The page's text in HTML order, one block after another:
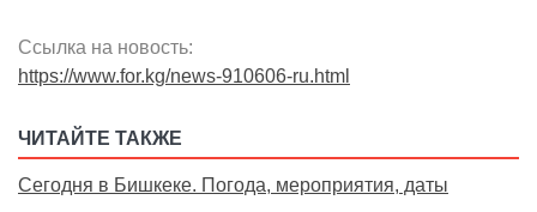
Ссылка на новость:
https://www.for.kg/news-910606-ru.html
ЧИТАЙТЕ ТАКЖЕ
Сегодня в Бишкеке. Погода, мероприятия, даты